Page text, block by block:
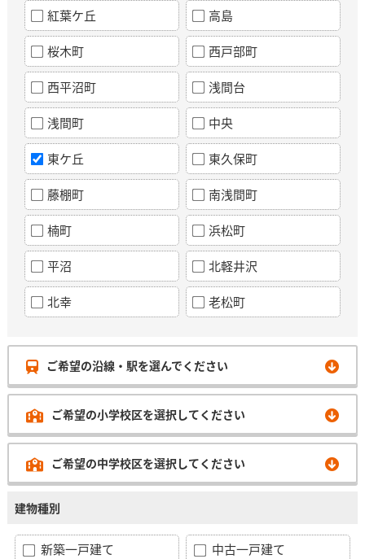
紅葉ケ丘 高島
桜木町 西戸部町
西平沼町 浅間台
浅間町 中央
東ケ丘 東久保町
藤棚町 南浅間町
楠町 浜松町
平沼 北軽井沢
北幸 老松町
ご希望の沿線・駅を選んでください
ご希望の小学校区を選択してください
ご希望の中学校区を選択してください
建物種別
新築一戸建て
中古一戸建て